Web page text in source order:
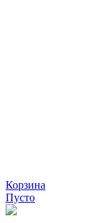
Корзина
Пусто